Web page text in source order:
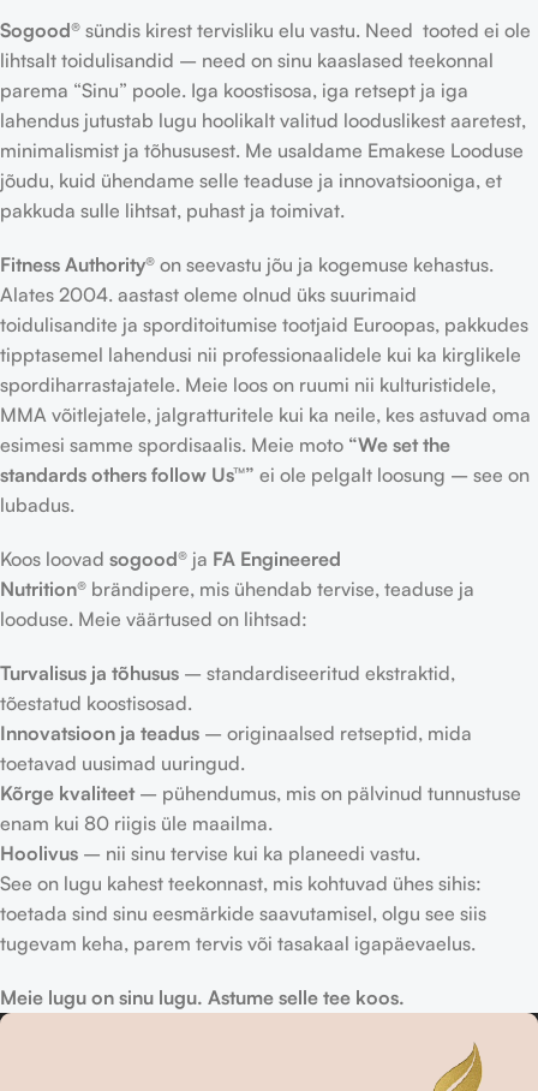
Sogood® sündis kirest tervisliku elu vastu. Need tooted ei ole
lihtsalt toidulisandid – need on sinu kaaslased teekonnal
parema “Sinu” poole. Iga koostisosa, iga retsept ja iga
lahendus jutustab lugu hoolikalt valitud looduslikest aaretest,
minimalismist ja tõhususest. Me usaldame Emakese Looduse
jõudu, kuid ühendame selle teaduse ja innovatsiooniga, et
pakkuda sulle lihtsat, puhast ja toimivat.
Fitness Authority® on seevastu jõu ja kogemuse kehastus.
Alates 2004. aastast oleme olnud üks suurimaid
toidulisandite ja sporditoitumise tootjaid Euroopas, pakkudes
tipptasemel lahendusi nii professionaalidele kui ka kirglikele
spordiharrastajatele. Meie loos on ruumi nii kulturistidele,
MMA võitlejatele, jalgratturitele kui ka neile, kes astuvad oma
esimesi samme spordisaalis. Meie moto “We set the
standards others follow Us™” ei ole pelgalt loosung – see on
lubadus.
Koos loovad sogood® ja FA Engineered
Nutrition® brändipere, mis ühendab tervise, teaduse ja
looduse. Meie väärtused on lihtsad:
Turvalisus ja tõhusus – standardiseeritud ekstraktid,
tõestatud koostisosad.
Innovatsioon ja teadus – originaalsed retseptid, mida
toetavad uusimad uuringud.
Kõrge kvaliteet– pühendumus, mis on pälvinud tunnustuse
enam kui 80 riigis üle maailma.
Hoolivus – nii sinu tervise kui ka planeedi vastu.
See on lugu kahest teekonnast, mis kohtuvad ühes sihis:
toetada sind sinu eesmärkide saavutamisel, olgu see siis
tugevam keha, parem tervis või tasakaal igapäevaelus.
Meie lugu on sinu lugu. Astume selle tee koos.